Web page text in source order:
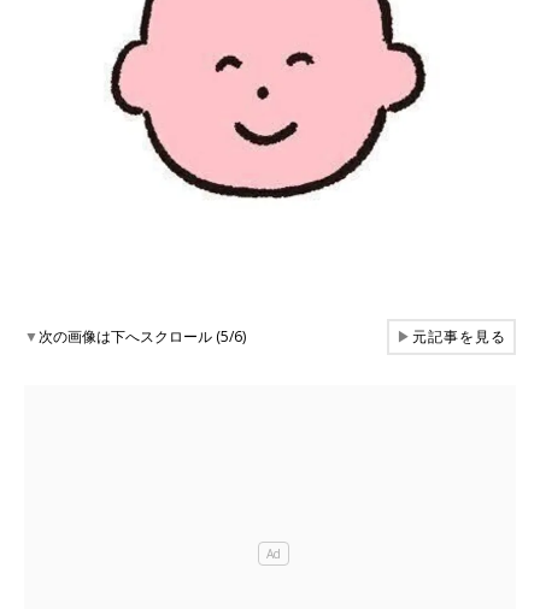
▼次の画像は下へスクロール (5/6) ▶元記事を見る